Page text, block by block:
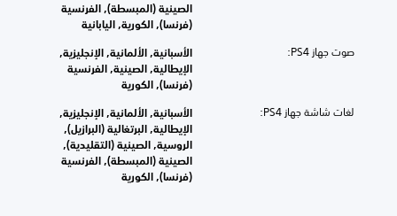
الصينية (المبسطة), الفرنسية
(فرنسا), الكورية, اليابانية
صوت جهاز PS4:
الأسبانية, الألمانية, الإنجليزية,
الإيطالية, الصينية, الفرنسية
(فرنسا), الكورية
لغات شاشة جهاز PS4:
الأسبانية, الألمانية, الإنجليزية,
الإيطالية, البرتغالية (البرازيل),
الروسية, الصينية (التقليدية),
الصينية (المبسطة), الفرنسية
(فرنسا), الكورية